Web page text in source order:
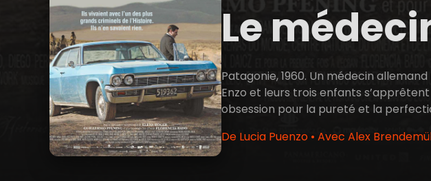
Le
Patagonie, 1960. Un médecin
Enzo et leurs trois enfants
obsession pour la pureté et la
De Lucia Puenzo • Avec Alex